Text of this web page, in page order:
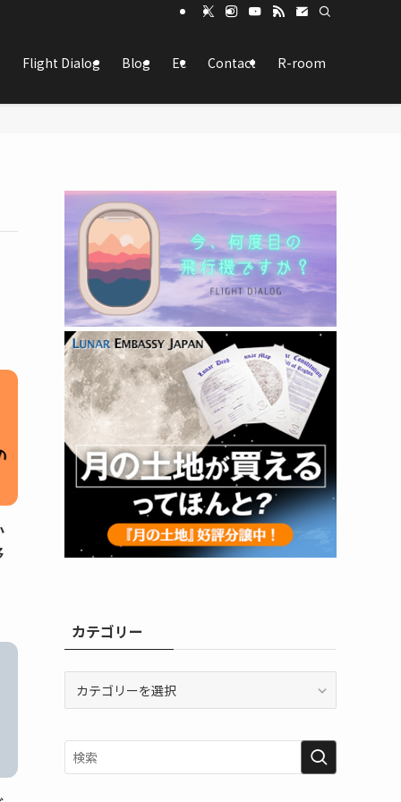
Flight Dialog Blog Ec Contact R-room
カテゴリー
リ
ー